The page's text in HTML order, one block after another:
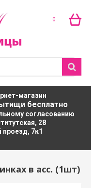
0
магазин
бесплатно
согласованию
28
проезд, 7к1
в асс. (1шт)